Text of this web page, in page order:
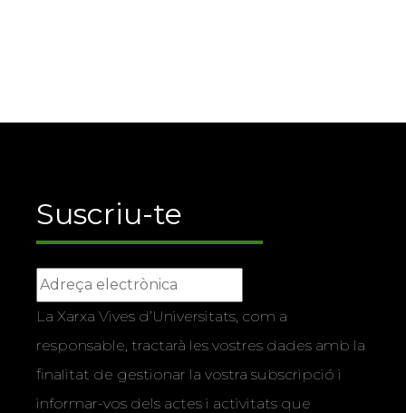
Suscriu-te
La Xarxa Vives d’Universitats, com a
responsable, tractarà les vostres dades amb la
finalitat de gestionar la vostra subscripció i
informar-vos dels actes i activitats que